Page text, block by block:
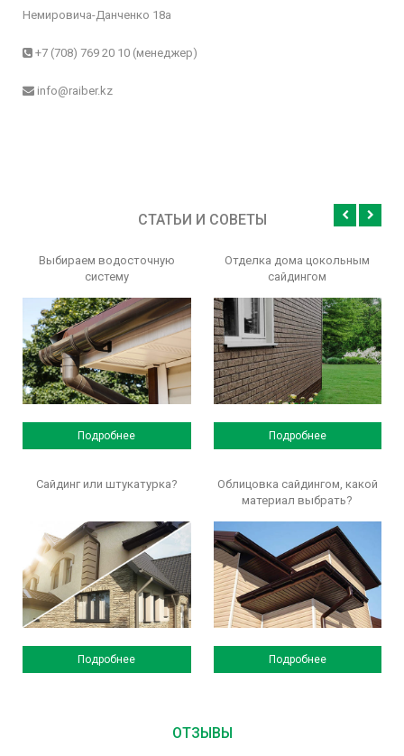
Немировича-Данченко 18а
+7 (708) 769 20 10 (менеджер)
info@raiber.kz
СТАТЬИ И СОВЕТЫ
Выбираем водосточную
систему
Подробнее
Отделка дома цокольным
сайдингом
Подробнее
Сайдинг или штукатурка?
Подробнее
Облицовка сайдингом, какой
материал выбрать?
Подробнее
ОТЗЫВЫ